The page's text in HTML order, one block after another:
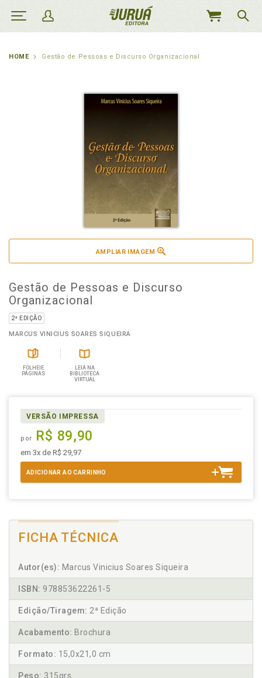
MEU
HOME Gestão de Pessoas e Discurso Organizacional
AMPLIAR IMAGEM
Gestão de Pessoas e Discurso
Organizacional
2ª EDIÇÃO
MARCUS VINICIUS SOARES SIQUEIRA
FOLHEIE
PÁGINAS
LEIA NA
BIBLIOTECA
VIRTUAL
VERSÃO IMPRESSA
por R$ 89,90
em 3x de R$ 29,97
ADICIONAR AO CARRINHO
FICHA TÉCNICA
Autor(es): Marcus Vinicius Soares Siqueira
ISBN: 978853622261-5
Edição/Tiragem: 2ª Edição
Acabamento: Brochura
Formato: 15,0x21,0 cm
Peso: 315grs.